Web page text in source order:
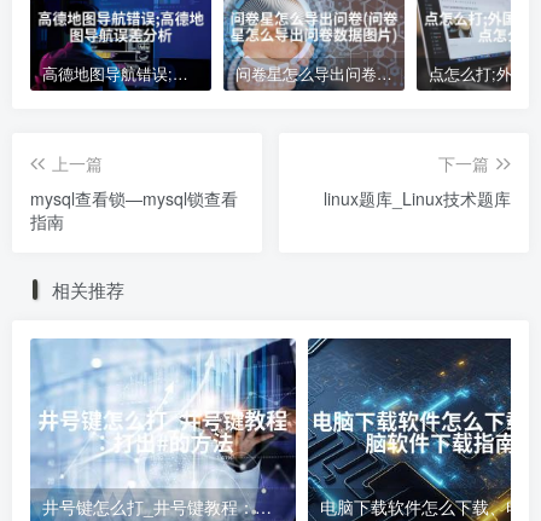
高德地图导航错误;高德地图导航误差分析 问卷星怎么导出问卷(问卷星怎么导出问卷数据图片)
上一篇
mysql查看锁—mysql锁查看
指南
下一篇
linux题库_Linux技术题库
相关推荐
井号键怎么打_井号键教程：打出#的方法